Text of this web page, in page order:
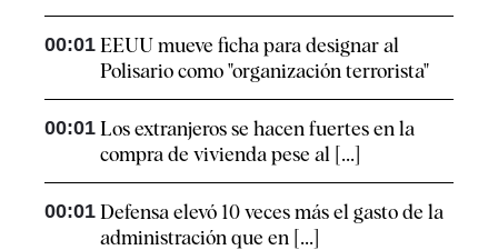
00:01 EEUU mueve ficha para designar al
Polisario como "organización terrorista"
00:01 Los extranjeros se hacen fuertes en la
compra de vivienda pese al [...]
00:01 Defensa elevó 10 veces más el gasto de la
administración que en [...]